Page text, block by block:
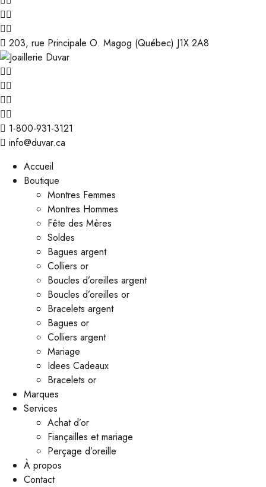
203, rue Principale O. Magog (Québec) J1X 2A8
1-800-931-3121
info@duvar.ca
Accueil
Boutique
Montres Femmes
Montres Hommes
Fête des Mères
Soldes
Bagues argent
Colliers or
Boucles d’oreilles argent
Boucles d’oreilles or
Bracelets argent
Bagues or
Colliers argent
Mariage
Idees Cadeaux
Bracelets or
Marques
Services
Achat d’or
Fiançailles et mariage
Perçage d’oreille
À propos
Contact